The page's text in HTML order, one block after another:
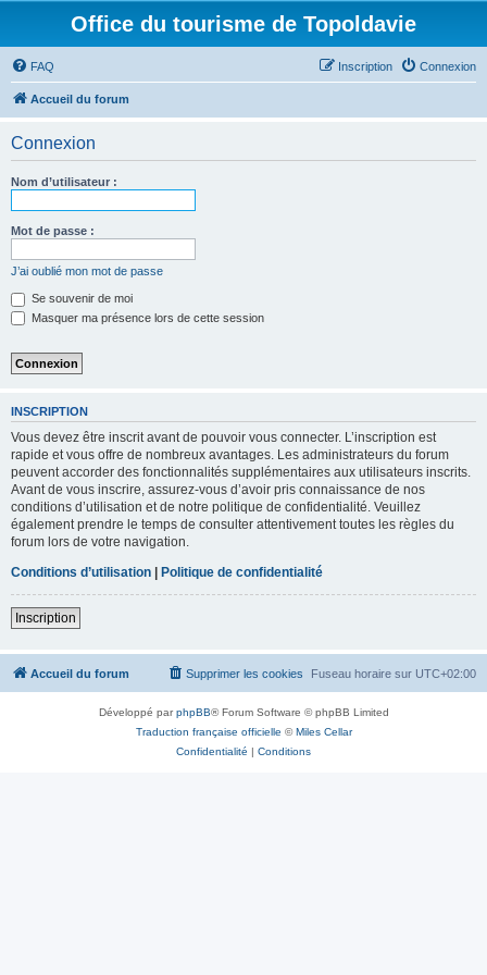
Office du tourisme de Topoldavie
FAQ Connexion
Inscription
Accueil du forum
Connexion
Nom d’utilisateur :
Mot de passe :
J’ai oublié mon mot de passe
Se souvenir de moi
Masquer ma présence lors de cette session
INSCRIPTION
Vous devez être inscrit avant de pouvoir vous connecter. L’inscription est
rapide et vous offre de nombreux avantages. Les administrateurs du forum
peuvent accorder des fonctionnalités supplémentaires aux utilisateurs inscrits.
Avant de vous inscrire, assurez-vous d’avoir pris connaissance de nos
conditions d’utilisation et de notre politique de confidentialité. Veuillez
également prendre le temps de consulter attentivement toutes les règles du
forum lors de votre navigation.
Conditions d’utilisation | Politique de confidentialité
Inscription
Accueil du forum Fuseau horaire sur UTC+02:00
Supprimer les cookies
Développé parphpBB® Forum Software © phpBB Limited
Traduction française officielle ©Miles Cellar
Confidentialité | Conditions